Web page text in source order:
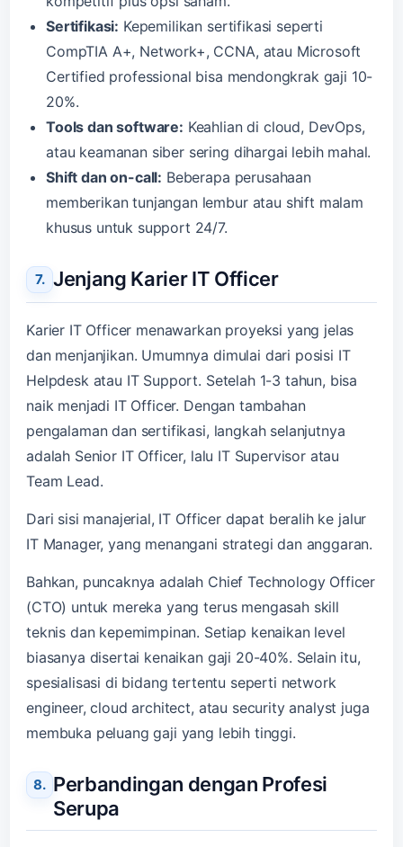
Sertifikasi: Kepemilikan sertifikasi seperti
CompTIA A+, Network+, CCNA, atau Microsoft
Certified professional bisa mendongkrak gaji 10-
20%.
Tools dan software: Keahlian di cloud, DevOps,
atau keamanan siber sering dihargai lebih mahal.
Shift dan on-call: Beberapa perusahaan
memberikan tunjangan lembur atau shift malam
khusus untuk support 24/7.
Jenjang Karier IT Officer
Karier IT Officer menawarkan proyeksi yang jelas
dan menjanjikan. Umumnya dimulai dari posisi IT
Helpdesk atau IT Support. Setelah 1-3 tahun, bisa
naik menjadi IT Officer. Dengan tambahan
pengalaman dan sertifikasi, langkah selanjutnya
adalah Senior IT Officer, lalu IT Supervisor atau
Team Lead.
Dari sisi manajerial, IT Officer dapat beralih ke jalur
IT Manager, yang menangani strategi dan anggaran.
Bahkan, puncaknya adalah Chief Technology Officer
(CTO) untuk mereka yang terus mengasah skill
teknis dan kepemimpinan. Setiap kenaikan level
biasanya disertai kenaikan gaji 20-40%. Selain itu,
spesialisasi di bidang tertentu seperti network
engineer, cloud architect, atau security analyst juga
membuka peluang gaji yang lebih tinggi.
Perbandingan dengan Profesi
Serupa